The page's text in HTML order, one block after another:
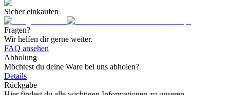
Sicher einkaufen
Fragen?
Wir helfen dir gerne weiter.
FAQ ansehen
Abholung
Möchtest du deine Ware bei uns abholen?
Details
Rückgabe